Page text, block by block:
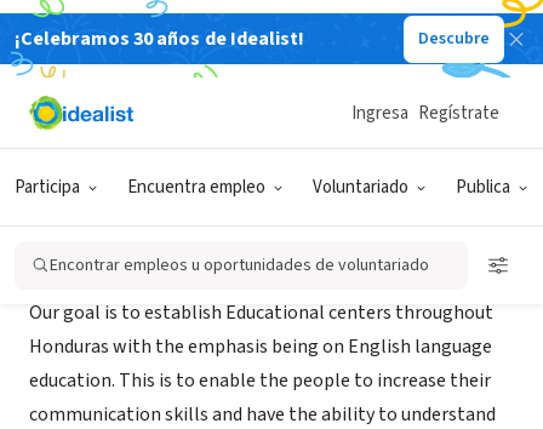
¡Celebramos 30 años de Idealist! Descubre
Participa Encuentra empleo Voluntariado Publica
Ingresa Regístrate
Encontrar empleos u oportunidades de voluntariado
ORGANIZACIÓN SIN FIN DE LUCRO
International Language Classes
Our goal is to establish Educational centers throughout
Honduras with the emphasis being on English language
education. This is to enable the people to increase their
communication skills and have the ability to understand